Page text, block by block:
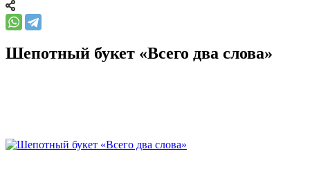
Шепотный букет «Всего два слова»